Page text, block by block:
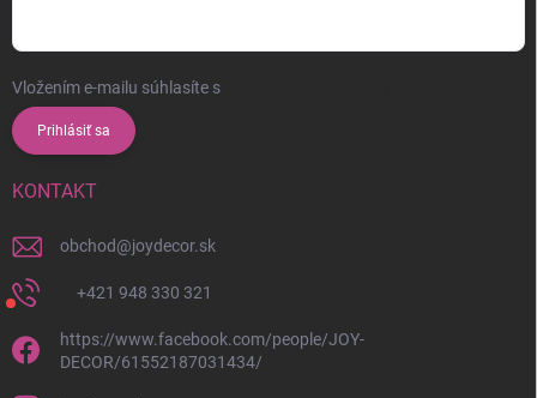
Vložením e-mailu súhlasíte s
Prihlásiť sa
KONTAKT
obchod@joydecor.sk
+421 948 330 321
https://www.facebook.com/people/JOY-
DECOR/61552187031434/